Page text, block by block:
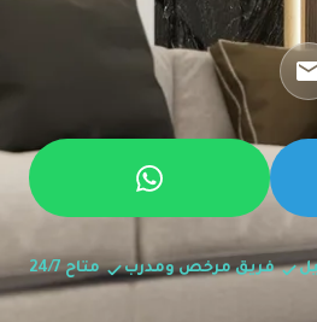
فريق مرخص ومدرب متاح 24/7